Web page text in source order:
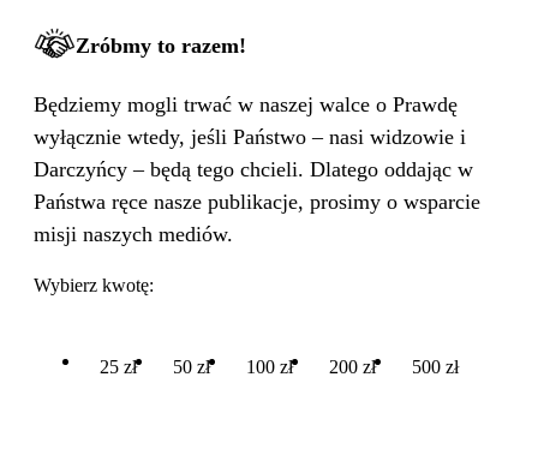
Zróbmy to razem!
Będziemy mogli trwać w naszej walce o Prawdę
wyłącznie wtedy, jeśli Państwo – nasi widzowie i
Darczyńcy – będą tego chcieli. Dlatego oddając w
Państwa ręce nasze publikacje, prosimy o wsparcie
misji naszych mediów.
Wybierz kwotę:
25 zł 50 zł 100 zł 200 zł 500 zł